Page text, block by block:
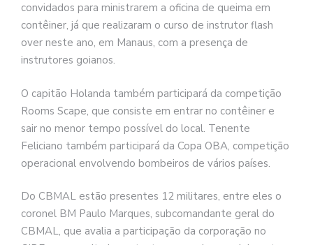
convidados para ministrarem a oficina de queima em
contêiner, já que realizaram o curso de instrutor flash
over neste ano, em Manaus, com a presença de
instrutores goianos.
O capitão Holanda também participará da competição
Rooms Scape, que consiste em entrar no contêiner e
sair no menor tempo possível do local. Tenente
Feliciano também participará da Copa OBA, competição
operacional envolvendo bombeiros de vários países.
Do CBMAL estão presentes 12 militares, entre eles o
coronel BM Paulo Marques, subcomandante geral do
CBMAL, que avalia a participação da corporação no